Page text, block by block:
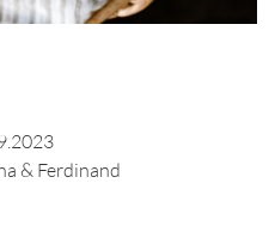
& Ferdinand